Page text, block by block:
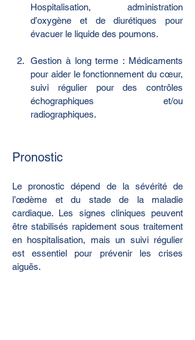
Hospitalisation, administration
d’oxygène et de diurétiques pour
évacuer le liquide des poumons.
Gestion à long terme : Médicaments
pour aider le fonctionnement du cœur,
suivi régulier pour des contrôles
échographiques et/ou
radiographiques.
Pronostic
Le pronostic dépend de la sévérité de
l’œdème et du stade de la maladie
cardiaque. Les signes cliniques peuvent
être stabilisés rapidement sous traitement
en hospitalisation, mais un suivi régulier
est essentiel pour prévenir les crises
aiguës.